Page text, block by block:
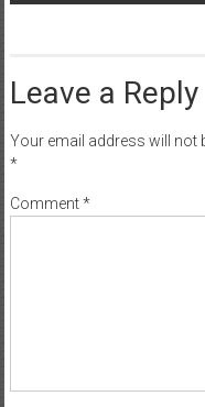
Leave a Reply
Your email address will not
*
Comment*